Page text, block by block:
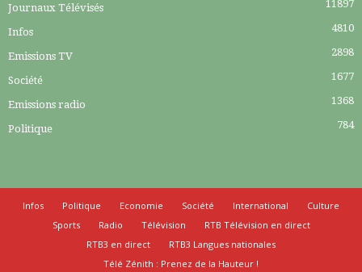
Journaux Télévisés 11897
Infos 4810
Emissions TV 2898
Société 1677
Emissions radio 1368
Politique 784
Infos Politique Economie Société International
Culture
Sports
Radio Télévision
RTB Télévision en direct
RTB3 en direct
RTB3 Langues nationales
Télé Zénith : Prenez de la Hauteur !